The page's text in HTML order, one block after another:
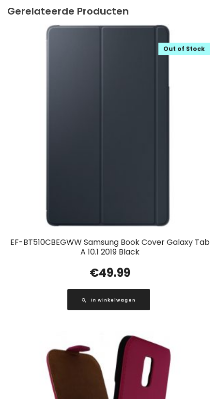
Gerelateerde Producten
EF-BT510CBEGWW Samsung Book Cover Galaxy Tab
A 10.1 2019 Black
Out of Stock
€49.99
In winkelwagen